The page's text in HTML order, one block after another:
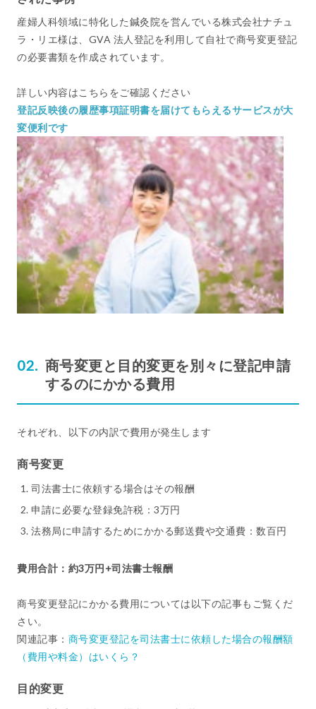
産婦人科領域に特化した鍼灸院を営んでいる株式会社ナチュ
ラ・リエ様は、GVA 法人登記を利用して自社で商号変更登記
の必要書類を作成されています。
詳しい内容はこちらをご確認ください
登記反映後の履歴事項証明書を届けてもらえるサービスが大
変便利です
商号変更と目的変更を別々に登記申請
するのにかかる費用
それぞれ、以下の内訳で費用が発生します
商号変更
司法書士に依頼する場合はその報酬
申請に必要な登録免許税：3万円
法務局に申請するためにかかる郵送費や交通費：数百円
費用合計：約3万円+司法書士報酬
商号変更登記にかかる費用については以下の記事もご覧くだ
さい。
関連記事： 商号変更登記を司法書士に依頼した場合の報酬額
（費用や料金）はいくら？
目的変更